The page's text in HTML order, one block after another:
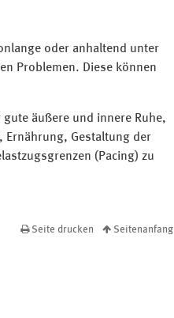
oder anhaltend unter
Problemen. Diese können
äußere und innere Ruhe,
Ernährung, Gestaltung der
(Pacing) zu
Seite drucken Seitenanfang